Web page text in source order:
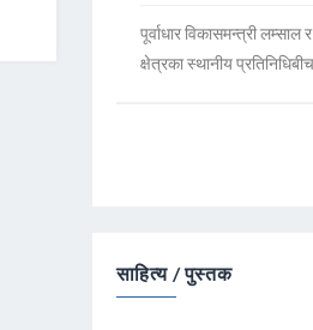
पूर्वाधार विकासमन्त्री लम्साल
क्षेत्रका स्थानीय
साहित्य / पुस्तक